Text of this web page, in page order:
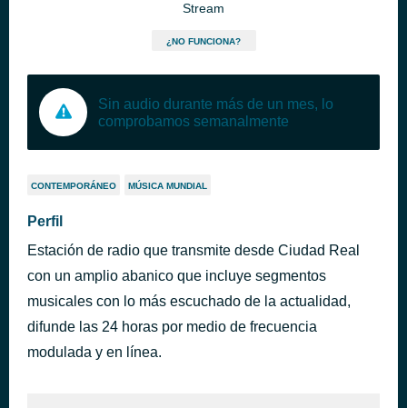
Stream
¿NO FUNCIONA?
Sin audio durante más de un mes, lo
comprobamos semanalmente
CONTEMPORÁNEO MÚSICA MUNDIAL
Perfil
Estación de radio que transmite desde Ciudad Real
con un amplio abanico que incluye segmentos
musicales con lo más escuchado de la actualidad,
difunde las 24 horas por medio de frecuencia
modulada y en línea.